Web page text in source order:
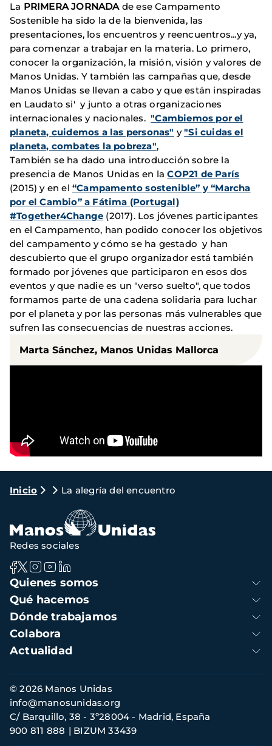
La PRIMERA JORNADAde ese Campamento
Sostenible ha sido la de la bienvenida, las
presentaciones, los encuentros y reencuentros...y ya,
para comenzar a trabajar en la materia. Lo primero,
conocer la organización, la misión, visión y valores de
Manos Unidas. Y también las campañas que, desde
Manos Unidas se llevan a cabo y que están inspiradas
en Laudato si' y junto a otras organizaciones
internacionales y nacionales."Cambiemos por el
planeta, cuidemos a las personas" y"Si cuidas el
planeta, combates la pobreza",
También se ha dado una introducción sobre la
presencia de Manos Unidas en laCOP21 de París
(2015) y en el “Campamento sostenible” y “Marcha
por el Cambio” a Fátima (Portugal)
#Together4Change (2017). Los jóvenes participantes
en el Campamento, han podido conocer los objetivos
del campamento y cómo se ha gestado y han
descubierto que el grupo organizador está también
formado por jóvenes que participaron en esos dos
eventos y que nadie es un "verso suelto", que todos
formamos parte de una cadena solidaria para luchar
por el planeta y por las personas más vulnerables que
sufren las consecuencias de nuestras acciones.
Marta Sánchez, Manos Unidas Mallorca
Ruta
navegación
Inicio La alegría del encuentro
Navegación
principal
Quienes somos
Qué hacemos
Dónde trabajamos
Colabora
Actualidad
Redes sociales
Información
de
contacto
© 2026 Manos Unidas
C/ Barquillo, 38 - 3º28004 - Madrid, España
900 811 888
BIZUM 33439
info@manosunidas.org